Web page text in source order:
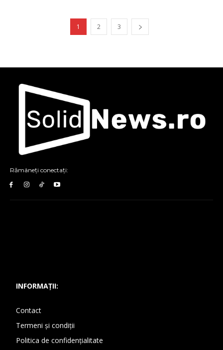
1 2 3
Rămâneți conectați:
INFORMAȚII:
Contact
Termeni și condiții
Politica de confidențialitate